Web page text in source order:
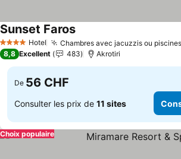
4 Étoiles Hotel Chambres avec jacuzzis ou
Sunset FarosConsulter les prix
8,8 Excellent 483 Akrotiri
De 56 CHF
Consulter les prix de 11 sites
Choix populaire